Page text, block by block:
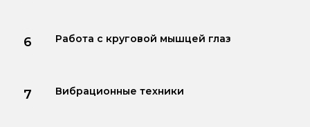
Работа с круговой мышцей глаз
Вибрационные техники